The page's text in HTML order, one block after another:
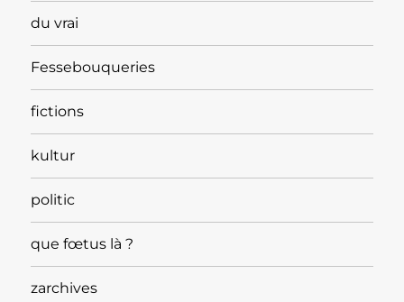
du vrai
Fessebouqueries
fictions
kultur
politic
que fœtus là ?
zarchives